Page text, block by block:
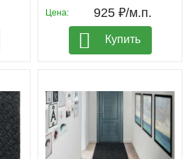
Цена: 925 ₽/м.п.
Купить